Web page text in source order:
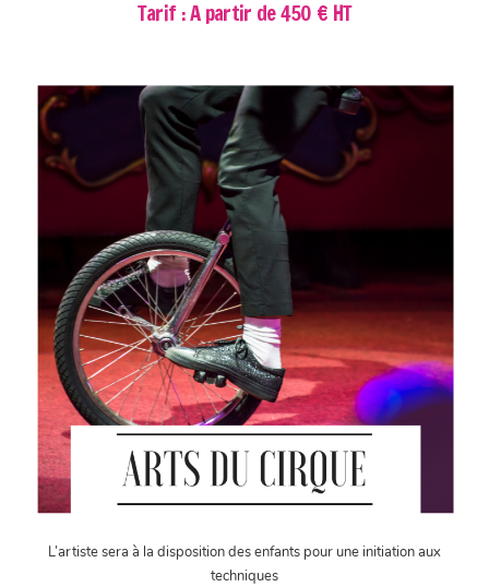
Tarif : A partir de 450 € HT
L’artiste sera à la disposition des enfants pour une initiation aux
techniques